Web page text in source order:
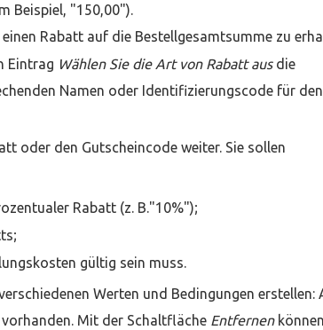
Beispiel, "150,00").
Rabatt auf die Bestellgesamtsumme zu
Eintrag Wählen Sie die Art von Rabatt aus die
Namen oder Identifizierungscode für den
oder den Gutscheincode weiter. Sie sollen
Rabatt (z. B."10%");
gültig sein muss.
Werten und Bedingungen erstellen:
Mit der Schaltfläche Entfernen